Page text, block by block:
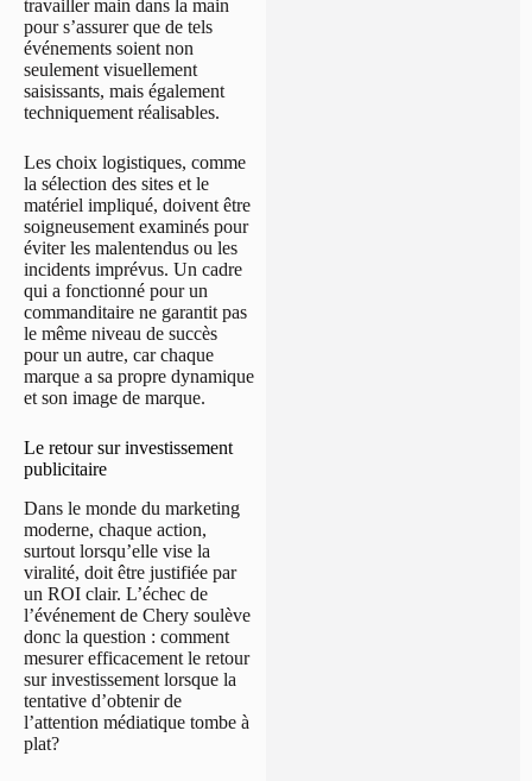
travailler main dans la main
pour s’assurer que de tels
événements soient non
seulement visuellement
saisissants, mais également
techniquement réalisables.
Les choix logistiques, comme
la sélection des sites et le
matériel impliqué, doivent être
soigneusement examinés pour
éviter les malentendus ou les
incidents imprévus. Un cadre
qui a fonctionné pour un
commanditaire ne garantit pas
le même niveau de succès
pour un autre, car chaque
marque a sa propre dynamique
et son image de marque.
Le retour sur investissement
publicitaire
Dans le monde du marketing
moderne, chaque action,
surtout lorsqu’elle vise la
viralité, doit être justifiée par
un ROI clair. L’échec de
l’événement de Chery soulève
donc la question : comment
mesurer efficacement le retour
sur investissement lorsque la
tentative d’obtenir de
l’attention médiatique tombe à
plat?